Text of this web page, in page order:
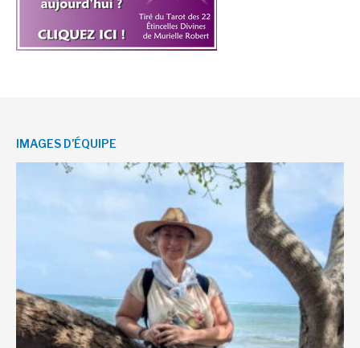
IMAGES D’ÉQUIPE